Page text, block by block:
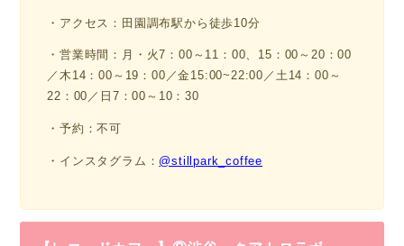
・アクセス：田園調布駅から徒歩10分
・営業時間：月・火7：00～11：00、15：00～20：00
／木14：00～19：00／金15:00~22:00／土14：00～
22：00／日7：00～10：30
・予約：不可
・インスタグラム： @stillpark_coffee